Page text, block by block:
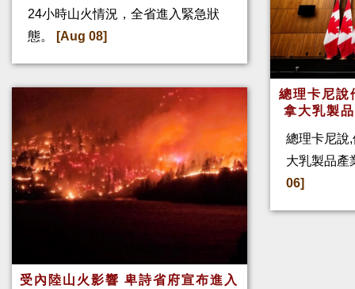
24小時山火情況，全省進入緊急狀
態。
[Aug 08]
受內陸山火影響 卑詩省府宣布進入
總理卡尼
拿大乳製
總理卡尼說
大乳製品產
06]